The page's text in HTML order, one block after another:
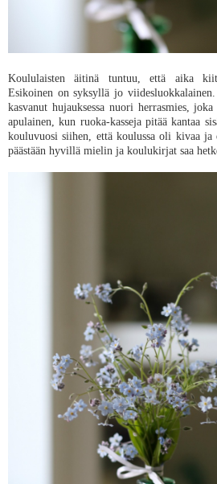
Koululaisten äitinä tuntuu, että aika
Esikoinen on syksyllä jo
kasvanut hujauksessa nuori herrasmies,
apulainen, kun ruoka-kasseja pitää kantaa
kouluvuosi siihen, että koulussa oli kivaa
päästään hyvillä mielin ja koulukirjat saa